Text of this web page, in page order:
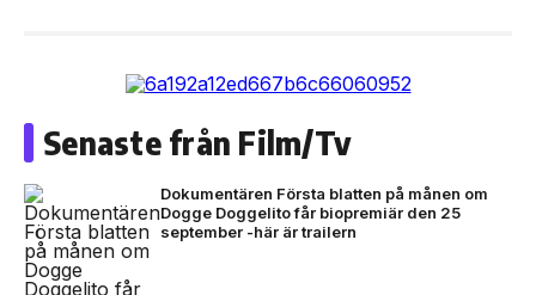
Senaste från Film/Tv
Dokumentären Första blatten på månen om
Dogge Doggelito får biopremiär den 25
september -här är trailern